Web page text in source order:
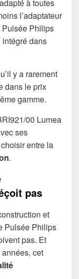
à toutes
l’adaptateur
Pulsée Philips
dans
y a rarement
dans le prix
gamme.
00 Lumea
ses
entre la
.
pas
et
Pulsée Philips
pas. Et
cet